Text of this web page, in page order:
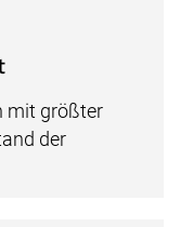
mit größter
der